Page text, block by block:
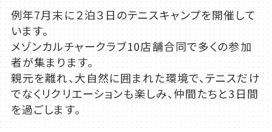
例年7月末に２泊３日のテニスキャンプを開催して
います。
メゾンカルチャークラブ10店舗合同で多くの参加
者が集まります。
親元を離れ、大自然に囲まれた環境で、テニスだけ
でなくリクリエーションも楽しみ、仲間たちと3日間
を過ごします。